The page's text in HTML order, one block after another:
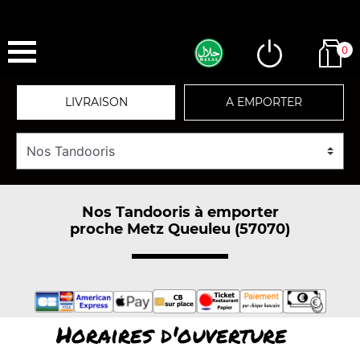
0
LIVRAISON A EMPORTER
Nos Tandooris à emporter
proche Metz Queuleu (57070)
Horaires d'ouverture